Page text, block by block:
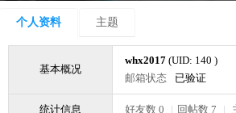
个人资料 主题
基本概况
whx2017 (UID: 140 )
邮箱状态
已验证
统计信息 好友数 0 | 回帖数 7 |